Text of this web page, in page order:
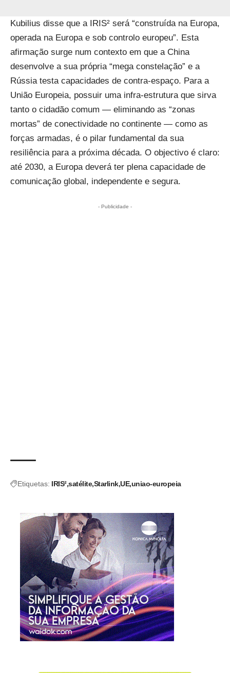
Kubilius disse que a IRIS² será “construída na Europa,
operada na Europa e sob controlo europeu”. Esta
afirmação surge num contexto em que a China
desenvolve a sua própria “mega constelação” e a
Rússia testa capacidades de contra-espaço. Para a
União Europeia, possuir uma infra-estrutura que sirva
tanto o cidadão comum — eliminando as “zonas
mortas” de conectividade no continente — como as
forças armadas, é o pilar fundamental da sua
resiliência para a próxima década. O objectivo é claro:
até 2030, a Europa deverá ter plena capacidade de
comunicação global, independente e segura.
- Publicidade -
Etiquetas: IRIS² satélite Starlink UE uniao-europeia